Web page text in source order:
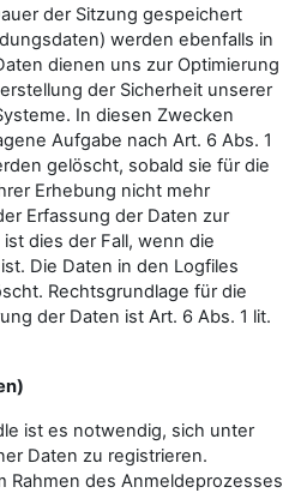
der Sitzung gespeichert
werden ebenfalls in
dienen uns zur Optimierung
der Sicherheit unserer
In diesen Zwecken
Aufgabe nach Art. 6 Abs. 1
gelöscht, sobald sie für die
Erhebung nicht mehr
Erfassung der Daten zur
dies der Fall, wenn die
Die Daten in den Logfiles
Rechtsgrundlage für die
der Daten ist Art. 6 Abs. 1 lit.
ist es notwendig, sich unter
Daten zu registrieren.
Rahmen des Anmeldeprozesses